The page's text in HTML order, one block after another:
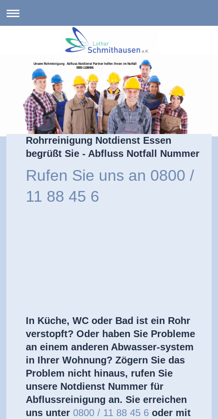
Unsere Rohrreinigung Abfluss Notdienst Partner helfen Ihnen im Notfall
0800-1188456
Rohrreinigung Notdienst Essen
begrüßt Sie - Abfluss Notfall Nummer
Rufen Sie uns an 0800 /
11 88 45 6
In Küche, WC oder Bad ist ein Rohr
verstopft? Oder haben Sie Probleme
an einem anderen Abwasser-system
in Ihrer Wohnung? Zögern Sie das
Problem nicht hinaus, rufen Sie
unsere Notdienst Nummer für
Abflussreinigung an. Sie erreichen
uns unter0800 / 11 88 45 6 oder mit